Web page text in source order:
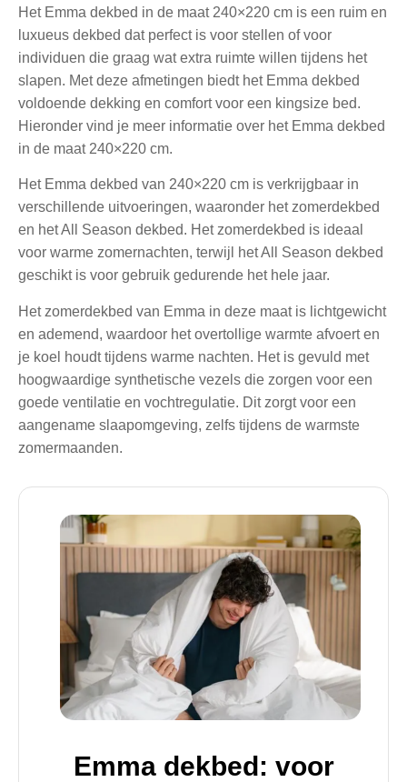
Het Emma dekbed in de maat 240×220 cm is een ruim en
luxueus dekbed dat perfect is voor stellen of voor
individuen die graag wat extra ruimte willen tijdens het
slapen. Met deze afmetingen biedt het Emma dekbed
voldoende dekking en comfort voor een kingsize bed.
Hieronder vind je meer informatie over het Emma dekbed
in de maat 240×220 cm.
Het Emma dekbed van 240×220 cm is verkrijgbaar in
verschillende uitvoeringen, waaronder het zomerdekbed
en het All Season dekbed. Het zomerdekbed is ideaal
voor warme zomernachten, terwijl het All Season dekbed
geschikt is voor gebruik gedurende het hele jaar.
Het zomerdekbed van Emma in deze maat is lichtgewicht
en ademend, waardoor het overtollige warmte afvoert en
je koel houdt tijdens warme nachten. Het is gevuld met
hoogwaardige synthetische vezels die zorgen voor een
goede ventilatie en vochtregulatie. Dit zorgt voor een
aangename slaapomgeving, zelfs tijdens de warmste
zomermaanden.
Emma dekbed: voor